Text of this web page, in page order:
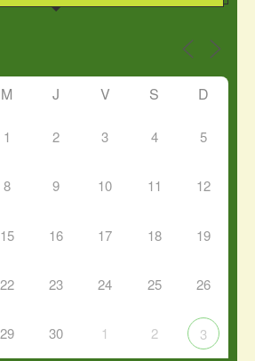
M J V S D
1 2 3 4 5
8 9 10 11 12
15 16 17 18 19
22 23 24 25 26
29 30 1 2 3